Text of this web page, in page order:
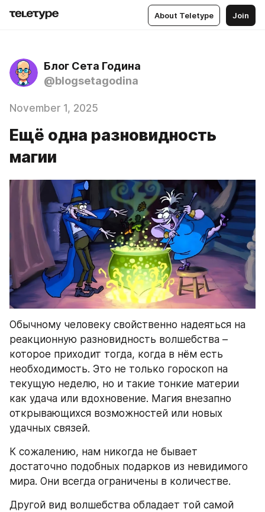
About Teletype Join
Блог Сета Година
@blogsetagodina
November 1, 2025
Ещё одна разновидность
магии
Обычному человеку свойственно надеяться на
реакционную разновидность волшебства –
которое приходит тогда, когда в нём есть
необходимость. Это не только гороскоп на
текущую неделю, но и такие тонкие материи
как удача или вдохновение. Магия внезапно
открывающихся возможностей или новых
удачных связей.
К сожалению, нам никогда не бывает
достаточно подобных подарков из невидимого
мира. Они всегда ограничены в количестве.
Другой вид волшебства обладает той самой